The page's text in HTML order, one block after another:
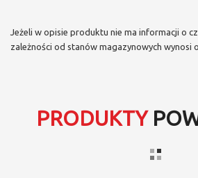
Jeżeli w opisie produktu nie ma informacji o
zależności od stanów magazynowych wynosi
PRODUKTY